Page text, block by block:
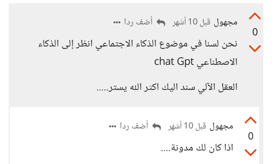
0
مجهول قبل 10 أشهر أضف ردا
نحن لسنا في موضوع الذكاء الاجتماعي انظر إلى الذكاء
الاصطناعي chat Gpt
العقل الآلي سند اليك اكثر الله يستر.....
0
مجهول قبل 10 أشهر أضف ردا
اذا كان لك مدونة....